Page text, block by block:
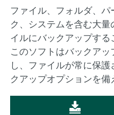
ファイル、フォルダ、
ク、システムを含む大
イルにバックアップする
このソフトはバックアッ
し、ファイルが常に保
クアップオプションを備